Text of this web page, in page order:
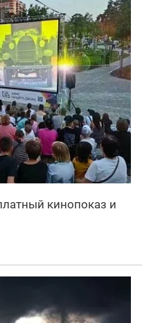
кинопоказ и